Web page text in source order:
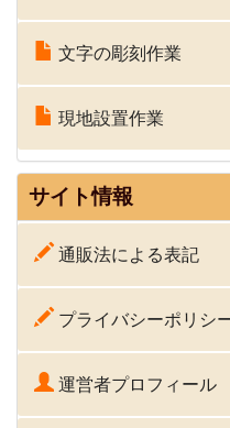
文字の彫刻作業
現地設置作業
サイト情報
通販法による表記
プライバシーポリシ
運営者プロフィール